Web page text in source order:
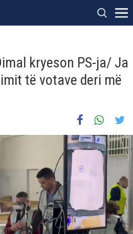
kryeson PS-ja/ Ja
të votave deri më